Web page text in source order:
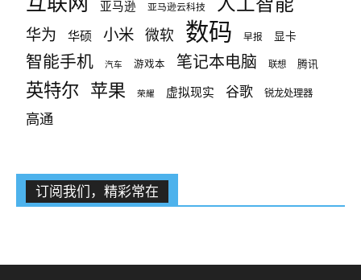
亚马逊 亚马逊云科技
华为 华硕 小米 微软 数码 早报 显卡
智能手机 汽车 游戏本 笔记本电脑 联想 腾讯
英特尔 苹果 荣耀 虚拟现实 谷歌 锐龙处理器
高通
订阅我们，精彩常在